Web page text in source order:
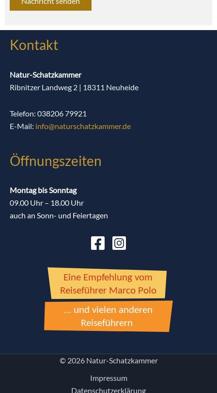
Kontakt
Natur-Schatzkammer
Ribnitzer Landweg 2 | 18311 Neuheide
Telefon: 038206 79921
E-Mail: info@naturschatzkammer.de
Öffnungszeiten
Montag bis Sonntag
09.00 Uhr – 18.00 Uhr
auch an Sonn- und Feiertagen
© 2026 Natur-Schatzkammer
Impressum
Datenschutzerklärung